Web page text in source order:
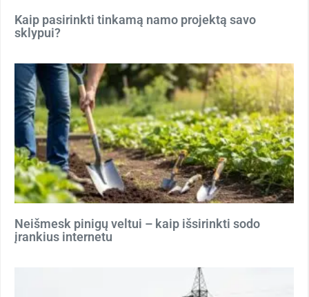
Kaip pasirinkti tinkamą namo projektą savo
sklypui?
Neišmesk pinigų veltui – kaip išsirinkti sodo
įrankius internetu